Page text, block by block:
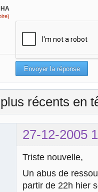
récents en
27-12-2005
Triste nouvelle,
Un abus de
partir de 22h hier